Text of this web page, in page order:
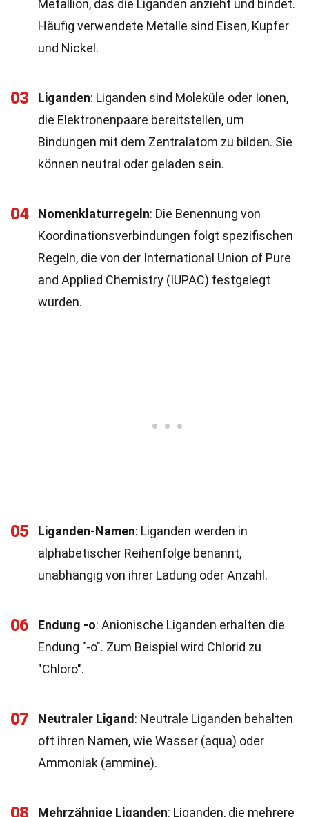
Metallion, das die Liganden anzieht und bindet.
Häufig verwendete Metalle sind Eisen, Kupfer
und Nickel.
03 Liganden: Liganden sind Moleküle oder Ionen,
die Elektronenpaare bereitstellen, um
Bindungen mit dem Zentralatom zu bilden. Sie
können neutral oder geladen sein.
04 Nomenklaturregeln: Die Benennung von
Koordinationsverbindungen folgt spezifischen
Regeln, die von der International Union of Pure
and Applied Chemistry (IUPAC) festgelegt
wurden.
05 Liganden-Namen: Liganden werden in
alphabetischer Reihenfolge benannt,
unabhängig von ihrer Ladung oder Anzahl.
06 Endung -o: Anionische Liganden erhalten die
Endung "-o". Zum Beispiel wird Chlorid zu
"Chloro".
07 Neutraler Ligand : Neutrale Liganden behalten
oft ihren Namen, wie Wasser (aqua) oder
Ammoniak (ammine).
08 Mehrzähnige Liganden: Liganden, die mehrere